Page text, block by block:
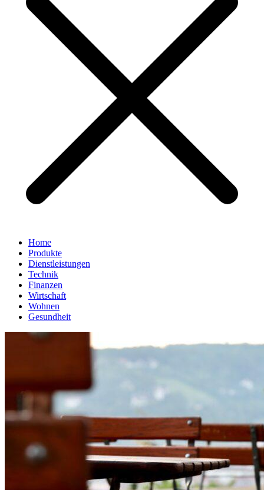
Home
Produkte
Dienstleistungen
Technik
Finanzen
Wirtschaft
Wohnen
Gesundheit